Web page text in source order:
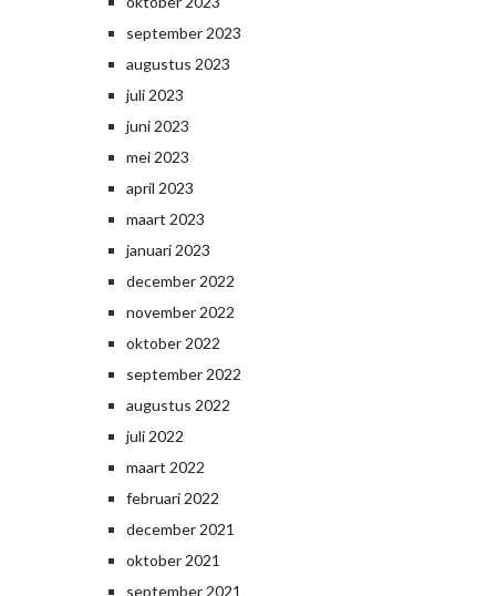
september 2023
augustus 2023
juli 2023
juni 2023
mei 2023
april 2023
maart 2023
januari 2023
december 2022
november 2022
oktober 2022
september 2022
augustus 2022
juli 2022
maart 2022
februari 2022
december 2021
oktober 2021
september 2021